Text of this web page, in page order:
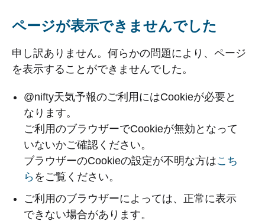
ページが表示できませんでした
申し訳ありません。何らかの問題により、ページ
を表示することができませんでした。
@nifty天気予報のご利用にはCookieが必要と
なります。
ご利用のブラウザーでCookieが無効となって
いないかご確認ください。
ブラウザーのCookieの設定が不明な方はこち
ら をご覧ください。
ご利用のブラウザーによっては、正常に表示
できない場合があります。